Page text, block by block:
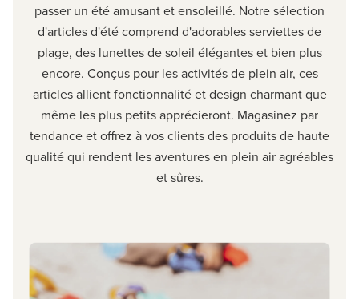
passer un été amusant et ensoleillé. Notre sélection
d'articles d'été comprend d'adorables serviettes de
plage, des lunettes de soleil élégantes et bien plus
encore. Conçus pour les activités de plein air, ces
articles allient fonctionnalité et design charmant que
même les plus petits apprécieront. Magasinez par
tendance et offrez à vos clients des produits de haute
qualité qui rendent les aventures en plein air agréables
et sûres.